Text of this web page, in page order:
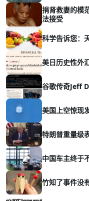
捐肾救妻的模
法接受
科学告诉您：
美日历史性外
谷歌传奇Jeff
美国上空惊现
特朗普重量级
中国车主终于
竹知了事件没